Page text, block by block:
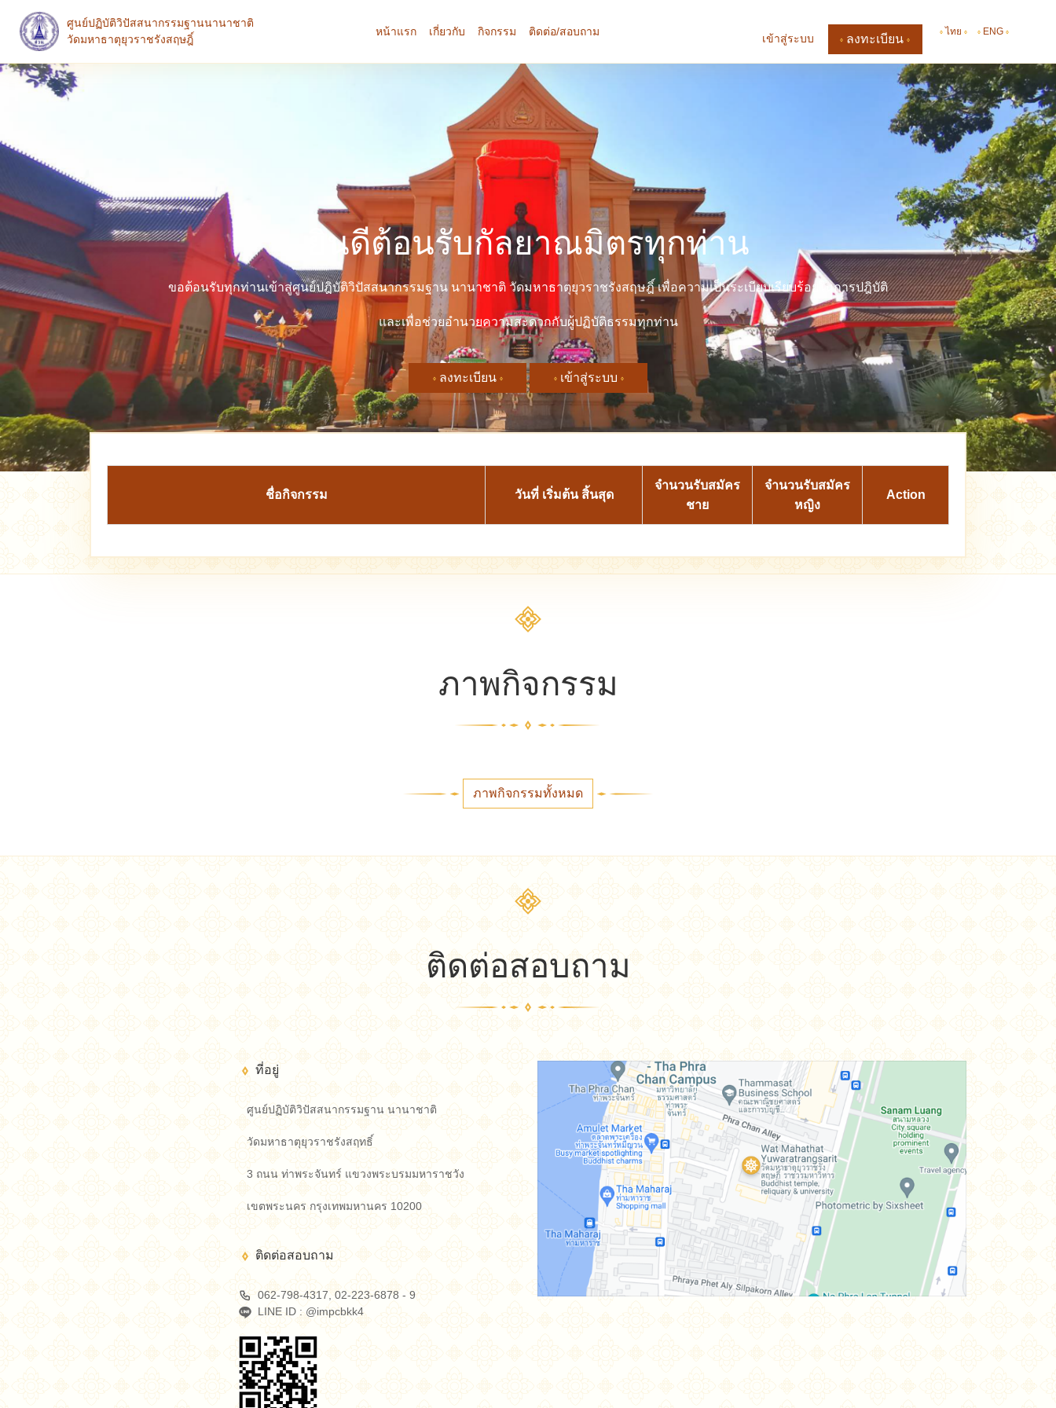
ศูนย์ปฏิบัติวิปัสสนากรรมฐานนานาชาติ
วัดมหาธาตุยุวราชรังสฤษฎิ์
หน้าแรก เกี่ยวกับ กิจกรรม ติดต่อ/สอบถาม
เข้าสู่ระบบ ลงทะเบียน
ไทย ENG
ยินดีต้อนรับกัลยาณมิตรทุกท่าน
ขอต้อนรับทุกท่านเข้าสู่ศูนย์ปฎิบัติวิปัสสนากรรมฐาน นานาชาติ วัดมหาธาตุยุวราชรังสฤษฎิ์ เพื่อความเป็นระเบียบเรียบร้อยในการปฎิบัติ
และเพื่อช่วยอำนวยความสะดวกกับผู้ปฏิบัติธรรมทุกท่าน
ลงทะเบียน เข้าสู่ระบบ
ชื่อกิจกรรม วันที่ เริ่มต้น สิ้นสุด
จำนวนรับสมัคร
ชาย
จำนวนรับสมัคร
หญิง
Action
ภาพกิจกรรม
ภาพกิจกรรมทั้งหมด
ติดต่อสอบถาม
ที่อยู่
ศูนย์ปฏิบัติวิปัสสนากรรมฐาน นานาชาติ
วัดมหาธาตุยุวราชรังสฤทธิ์
3 ถนน ท่าพระจันทร์ แขวงพระบรมมหาราชวัง
เขตพระนคร กรุงเทพมหานคร 10200
ติดต่อสอบถาม
062-798-4317, 02-223-6878 -​ 9
LINE ID : @impcbkk4